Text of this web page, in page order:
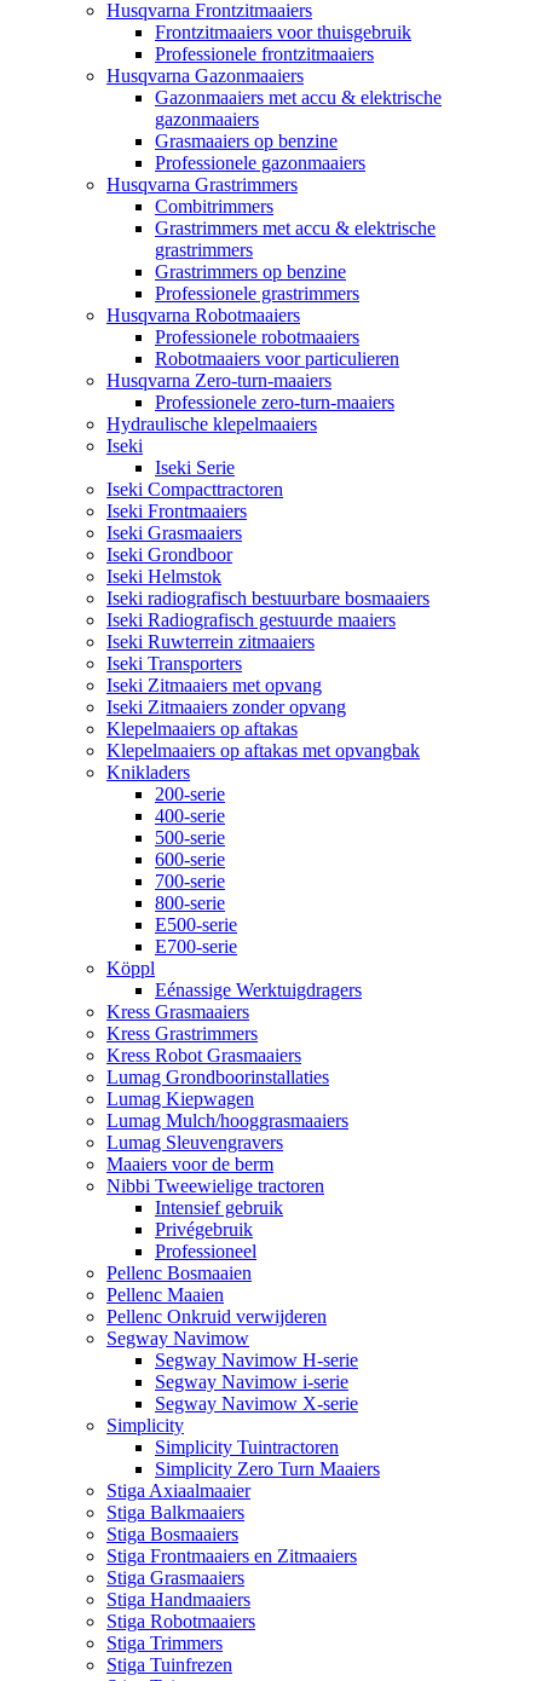
Husqvarna Frontzitmaaiers
Frontzitmaaiers voor thuisgebruik
Professionele frontzitmaaiers
Husqvarna Gazonmaaiers
Gazonmaaiers met accu & elektrische
gazonmaaiers
Grasmaaiers op benzine
Professionele gazonmaaiers
Husqvarna Grastrimmers
Combitrimmers
Grastrimmers met accu & elektrische
grastrimmers
Grastrimmers op benzine
Professionele grastrimmers
Husqvarna Robotmaaiers
Professionele robotmaaiers
Robotmaaiers voor particulieren
Husqvarna Zero-turn-maaiers
Professionele zero-turn-maaiers
Hydraulische klepelmaaiers
Iseki
Iseki Serie
Iseki Compacttractoren
Iseki Frontmaaiers
Iseki Grasmaaiers
Iseki Grondboor
Iseki Helmstok
Iseki radiografisch bestuurbare bosmaaiers
Iseki Radiografisch gestuurde maaiers
Iseki Ruwterrein zitmaaiers
Iseki Transporters
Iseki Zitmaaiers met opvang
Iseki Zitmaaiers zonder opvang
Klepelmaaiers op aftakas
Klepelmaaiers op aftakas met opvangbak
Knikladers
200-serie
400-serie
500-serie
600-serie
700-serie
800-serie
E500-serie
E700-serie
Köppl
Eénassige Werktuigdragers
Kress Grasmaaiers
Kress Grastrimmers
Kress Robot Grasmaaiers
Lumag Grondboorinstallaties
Lumag Kiepwagen
Lumag Mulch/hooggrasmaaiers
Lumag Sleuvengravers
Maaiers voor de berm
Nibbi Tweewielige tractoren
Intensief gebruik
Privégebruik
Professioneel
Pellenc Bosmaaien
Pellenc Maaien
Pellenc Onkruid verwijderen
Segway Navimow
Segway Navimow H-serie
Segway Navimow i-serie
Segway Navimow X-serie
Simplicity
Simplicity Tuintractoren
Simplicity Zero Turn Maaiers
Stiga Axiaalmaaier
Stiga Balkmaaiers
Stiga Bosmaaiers
Stiga Frontmaaiers en Zitmaaiers
Stiga Grasmaaiers
Stiga Handmaaiers
Stiga Robotmaaiers
Stiga Trimmers
Stiga Tuinfrezen